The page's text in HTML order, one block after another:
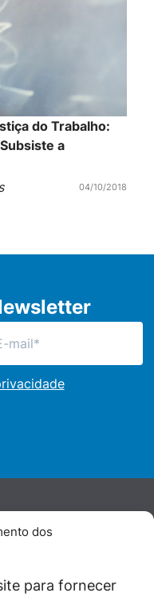
dos
para fornecer
do Trabalho:
a
04/10/2018
e
se posicionam